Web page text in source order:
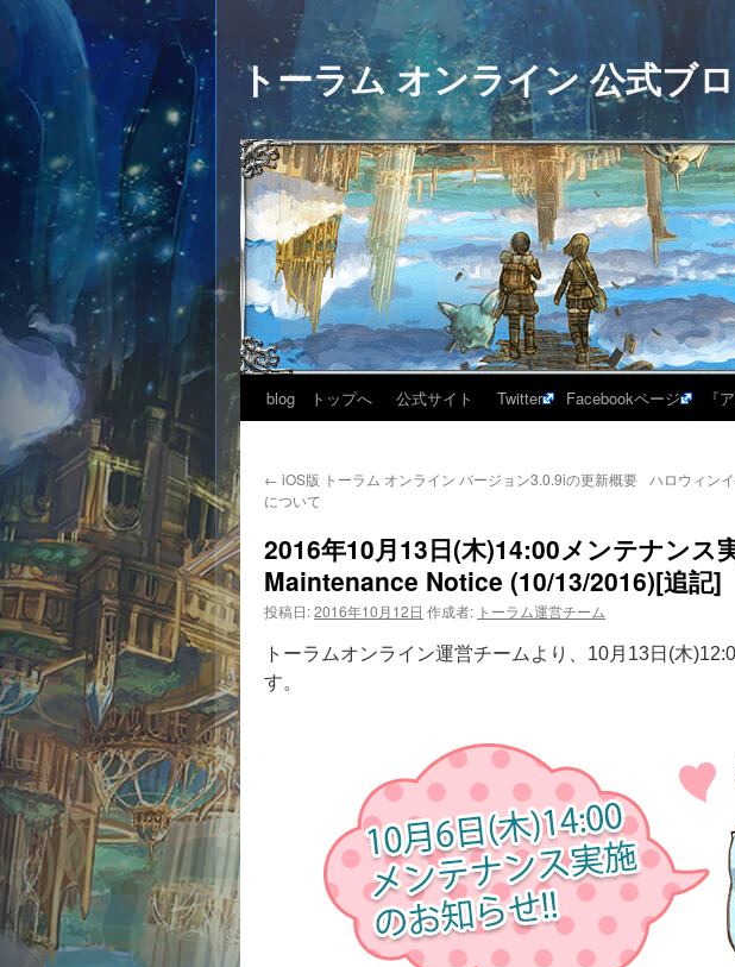
トーラム オンライン 公式ブ
blog トップへ 公式サイト Twitter Facebookページ 『
← iOS版 トーラム オンライン バージョン3.0.9iの更新概要
について
ハロウィン
2016年10月13日(木)14:00メンテナンス
Maintenance Notice (10/13/2016)[追記]
投稿日:2016年10月12日 作成者: トーラム運営チーム
トーラムオンライン運営チームより、10月13日(木
す。